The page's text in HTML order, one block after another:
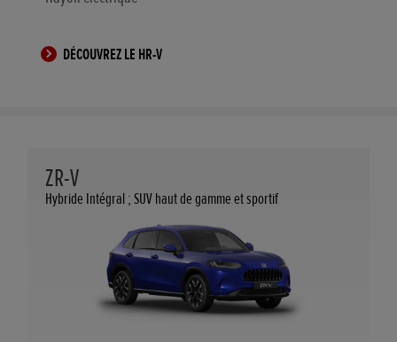
DÉCOUVREZ LE HR-V
ZR-V
Hybride Intégral ; SUV haut de gamme et sportif